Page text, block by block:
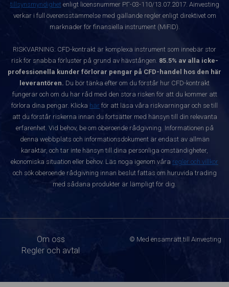
tillsynsmyndighetenligt licensnummer РГ-03-110/13.07.2017. Ainvesting
verkar i full överensstämmelse med gällande regler enligt direktivet om
marknader för finansiella instrument (MiFID).
RISKVARNING: CFD-kontrakt är komplexa instrument som innebär stor
risk för snabba förluster på grund av hävstången. 85.5% av alla icke-
professionella kunder förlorar pengar på CFD-handel hos den här
leverantören. Du bör tänka efter om du förstår hur CFD-kontrakt
fungerar och om du har råd med den stora risken för att du kommer att
förlora dina pengar. Klicka här för att läsa våra riskvarningar och se till
att du förstår riskerna innan du fortsätter med hänsyn till din relevanta
erfarenhet. Vid behov, be om oberoende rådgivning. Informationen på
denna webbplats och informationsdokument är endast av allmän
karaktär, och tar inte hänsyn till dina personliga omständigheter,
ekonomiska situation eller behov. Läs noga igenom våra regler och villkor
och sök oberoende rådgivning innan beslut fattas om huruvida trading
med sådana produkter är lämpligt för dig.
Om oss
Regler och avtal
© Med ensamrätt till Ainvesting